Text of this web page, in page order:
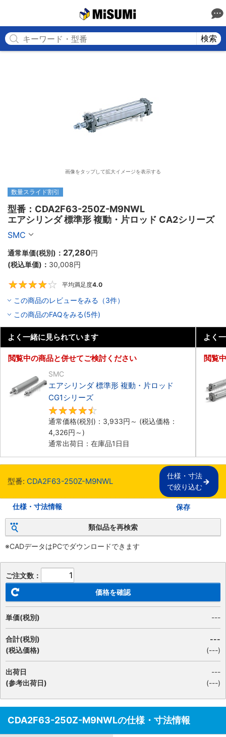
検索
画像をタップして拡大イメージを表示する
数量スライド割引
型番：CDA2F63-250Z-M9NWL
エアシリンダ 標準形 複動・片ロッド CA2シリーズ
SMC
通常単価(税別)： 27,280円
(税込単価)： 30,008円
平均満足度4.0
この商品のレビューをみる（3件）
この商品のFAQをみる(5件)
よく一緒に見られています
閲覧中の商品と併せてご検討ください
SMC
エアシリンダ 標準形 複動・片ロッド
CG1シリーズ
通常価格(税別)： 3,933円 ～ (税込価格：
4,326円 ～)
通常出荷日：在庫品1日目
よく
閲覧
型番: CDA2F63-250Z-M9NWL
仕様・寸法
で絞り込む
仕様・寸法情報 保存
類似品を再検索
※CADデータはPCでダウンロードできます
ご注文数：
価格を確認
単価(税別) ---
合計(税別)
(税込価格)
---
(---)
出荷日
(参考出荷日)
---
(---)
CDA2F63-250Z-M9NWLの仕様・寸法情報